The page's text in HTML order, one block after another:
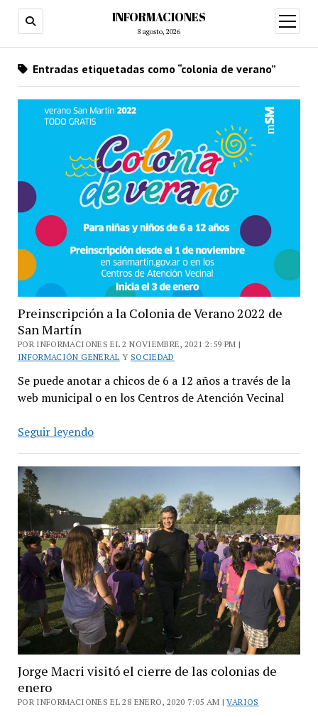
INFORMACIONES
8 agosto, 2026
abrir
menú
Entradas etiquetadas como “colonia de verano”
Preinscripción a la Colonia de Verano 2022 de
San Martín
POR INFORMACIONES EL 2 NOVIEMBRE, 2021 2:59 PM |
INFORMACIÓN GENERAL Y SOCIEDAD
Se puede anotar a chicos de 6 a 12 años a través de la
web municipal o en los Centros de Atención Vecinal
Seguir leyendoPreinscripción
la
Verano
2022
de
San
Martín
Jorge Macri visitó el cierre de las colonias de
enero
POR INFORMACIONES EL 28 ENERO, 2020 7:05 AM |VARIOS